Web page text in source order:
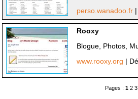
perso.wanadoo.fr
Rooxy
Blogue, Photos,
www.rooxy.org
|
Pages : 1 2 3